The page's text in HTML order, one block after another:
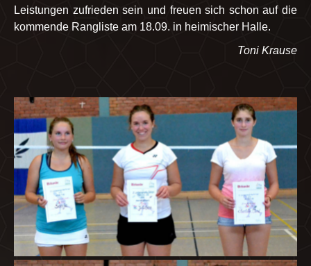
Leistungen zufrieden sein und freuen sich schon auf die
kommende Rangliste am 18.09. in heimischer Halle.
Toni Krause